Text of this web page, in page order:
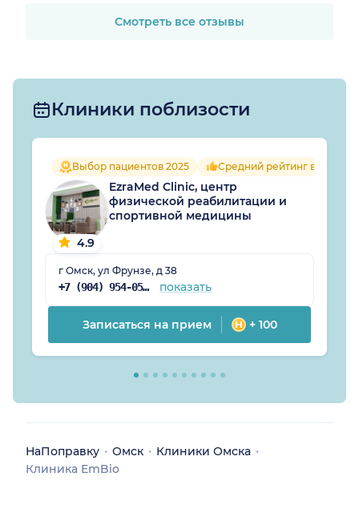
раньше времениСмотреть все отзывы
Клиники поблизости
Выбор пациентов 2025 Средний рейтинг врачей
4.9
EzraMed Clinic, центр
физической реабилитации и
спортивной медицины
г Омск, ул Фрунзе, д 38
+7 (904) 954-05-60 показать
Записаться на прием + 100
НаПоправку Омск
Клиники Омска
Клиника EmBio